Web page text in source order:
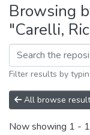
Estadísticas
Browsing
"Carelli,
Filter results by
All browse
Now showing 1 -